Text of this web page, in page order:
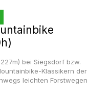
bei Siegsdorf bzw.
Klassikern der
leichten Forstwegen